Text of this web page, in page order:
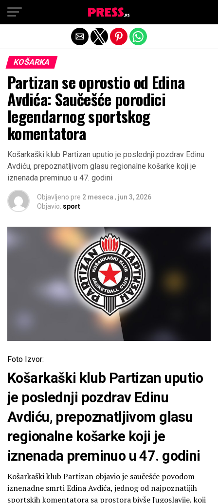
KOŠARKA
Partizan se oprostio od Edina
Avdića: Saučešće porodici
legendarnog sportskog
komentatora
Košarkaški klub Partizan uputio je poslednji pozdrav Edinu
Avdiću, prepoznatljivom glasu regionalne košarke koji je
iznenada preminuo u 47. godini
Objavljeno pre 2 meseca , jun 3, 2026
Objavio: sport
Foto Izvor:
Košarkaški klub Partizan uputio
je poslednji pozdrav Edinu
Avdiću, prepoznatljivom glasu
regionalne košarke koji je
iznenada preminuo u 47. godini
Košarkaški klub Partizan objavio je saučešće povodom
iznenadne smrti Edina Avdića, jednog od najpoznatijih
sportskih komentatora sa prostora bivše Jugoslavije, koji
Exit mobile version